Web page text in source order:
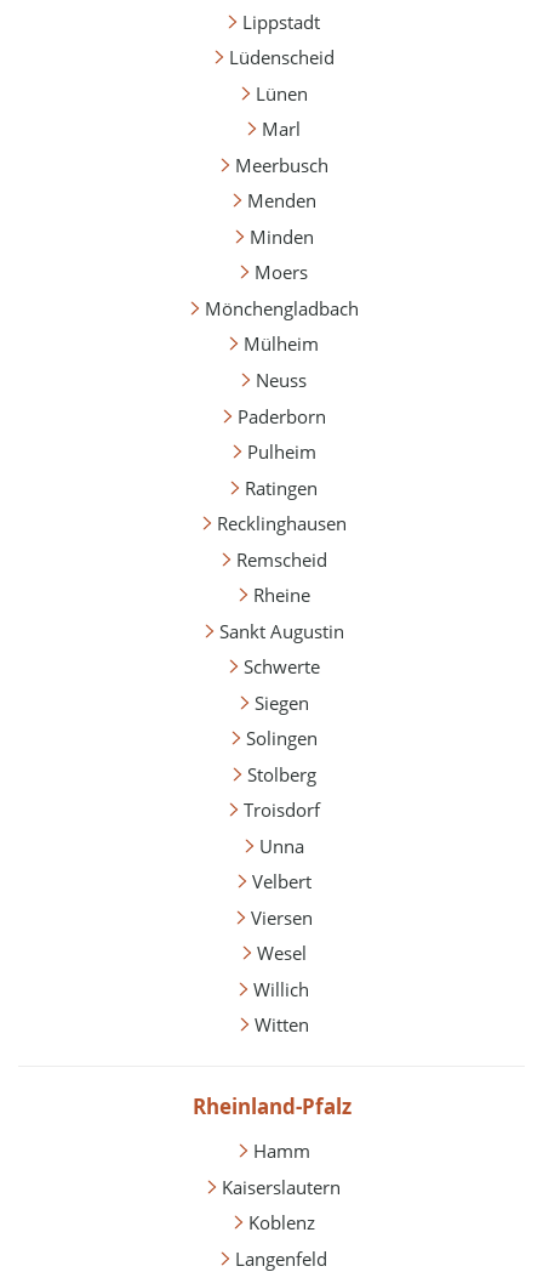
Lippstadt
Lüdenscheid
Lünen
Marl
Meerbusch
Menden
Minden
Moers
Mönchengladbach
Mülheim
Neuss
Paderborn
Pulheim
Ratingen
Recklinghausen
Remscheid
Rheine
Sankt Augustin
Schwerte
Siegen
Solingen
Stolberg
Troisdorf
Unna
Velbert
Viersen
Wesel
Willich
Witten
Rheinland-Pfalz
Hamm
Kaiserslautern
Koblenz
Langenfeld